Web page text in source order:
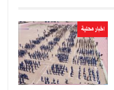
اخبار محلية